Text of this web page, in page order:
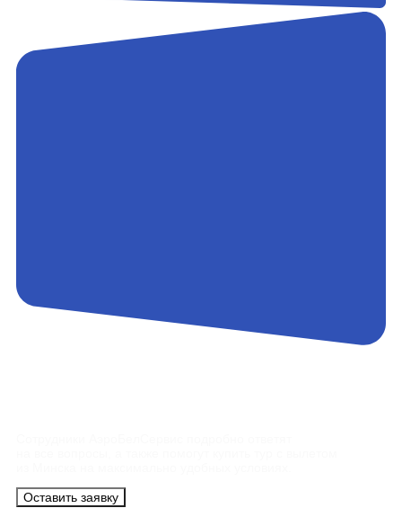
Оставить заявку